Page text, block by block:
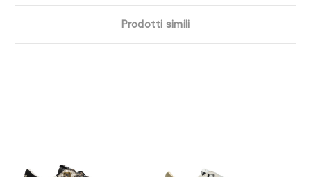
Prodotti simili